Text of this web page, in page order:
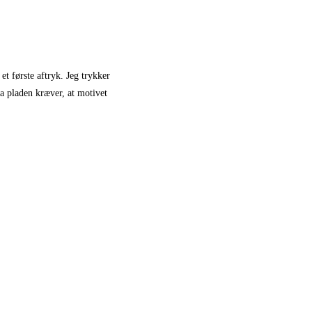
første aftryk. Jeg trykker
pladen kræver, at motivet